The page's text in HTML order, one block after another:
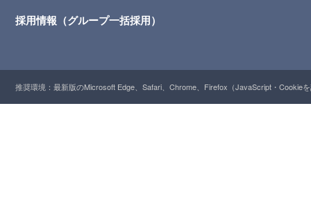
採用情報（グループ一括採用）
推奨環境：最新版のMicrosoft Edge、Safari、Chrome、Firefox（JavaScript・Cookie